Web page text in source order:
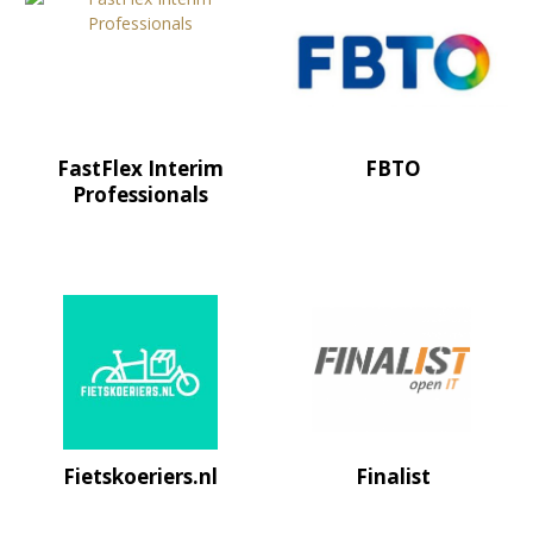
FastFlex Interim
Professionals
FBTO
Fietskoeriers.nl Finalist